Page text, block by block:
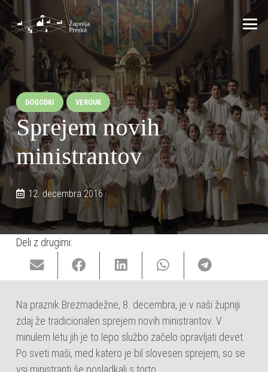
DOGODKI VEROUK
Sprejem novih
ministrantov
12. decembra 2016
Deli z drugimi:
Na praznik Brezmadežne, 8. decembra, je v naši župniji
zdaj že tradicionalen sprejem novih ministrantov. V
minulem letu jih je to lepo službo začelo opravljati devet.
Po sveti maši, med katero je bil slovesen sprejem, so se